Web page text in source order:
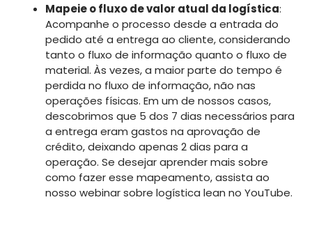
Mapeie o fluxo de valor atual da logística:
Acompanhe o processo desde a entrada do
pedido até a entrega ao cliente, considerando
tanto o fluxo de informação quanto o fluxo de
material. Às vezes, a maior parte do tempo é
perdida no fluxo de informação, não nas
operações físicas. Em um de nossos casos,
descobrimos que 5 dos 7 dias necessários para
a entrega eram gastos na aprovação de
crédito, deixando apenas 2 dias para a
operação. Se desejar aprender mais sobre
como fazer esse mapeamento, assista ao
nosso webinar sobre logística lean no YouTube.